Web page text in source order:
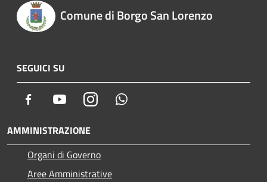
Comune di Borgo San Lorenzo
SEGUICI SU
Facebook YoutubeInstagram
AMMINISTRAZIONE
Organi di Governo
Aree Amministrative